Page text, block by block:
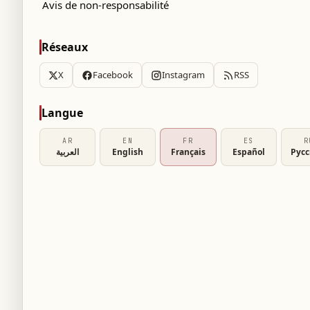
antitrust en Europe, toutes ses
de se conformer au Digital Markets Act
rejeté l’ensemble de ses arguments.
Avis de non-responsabilité
Réseaux
X Facebook Instagram RSS
Langue
AR
العربية
EN
English
FR
Français
ES
Español